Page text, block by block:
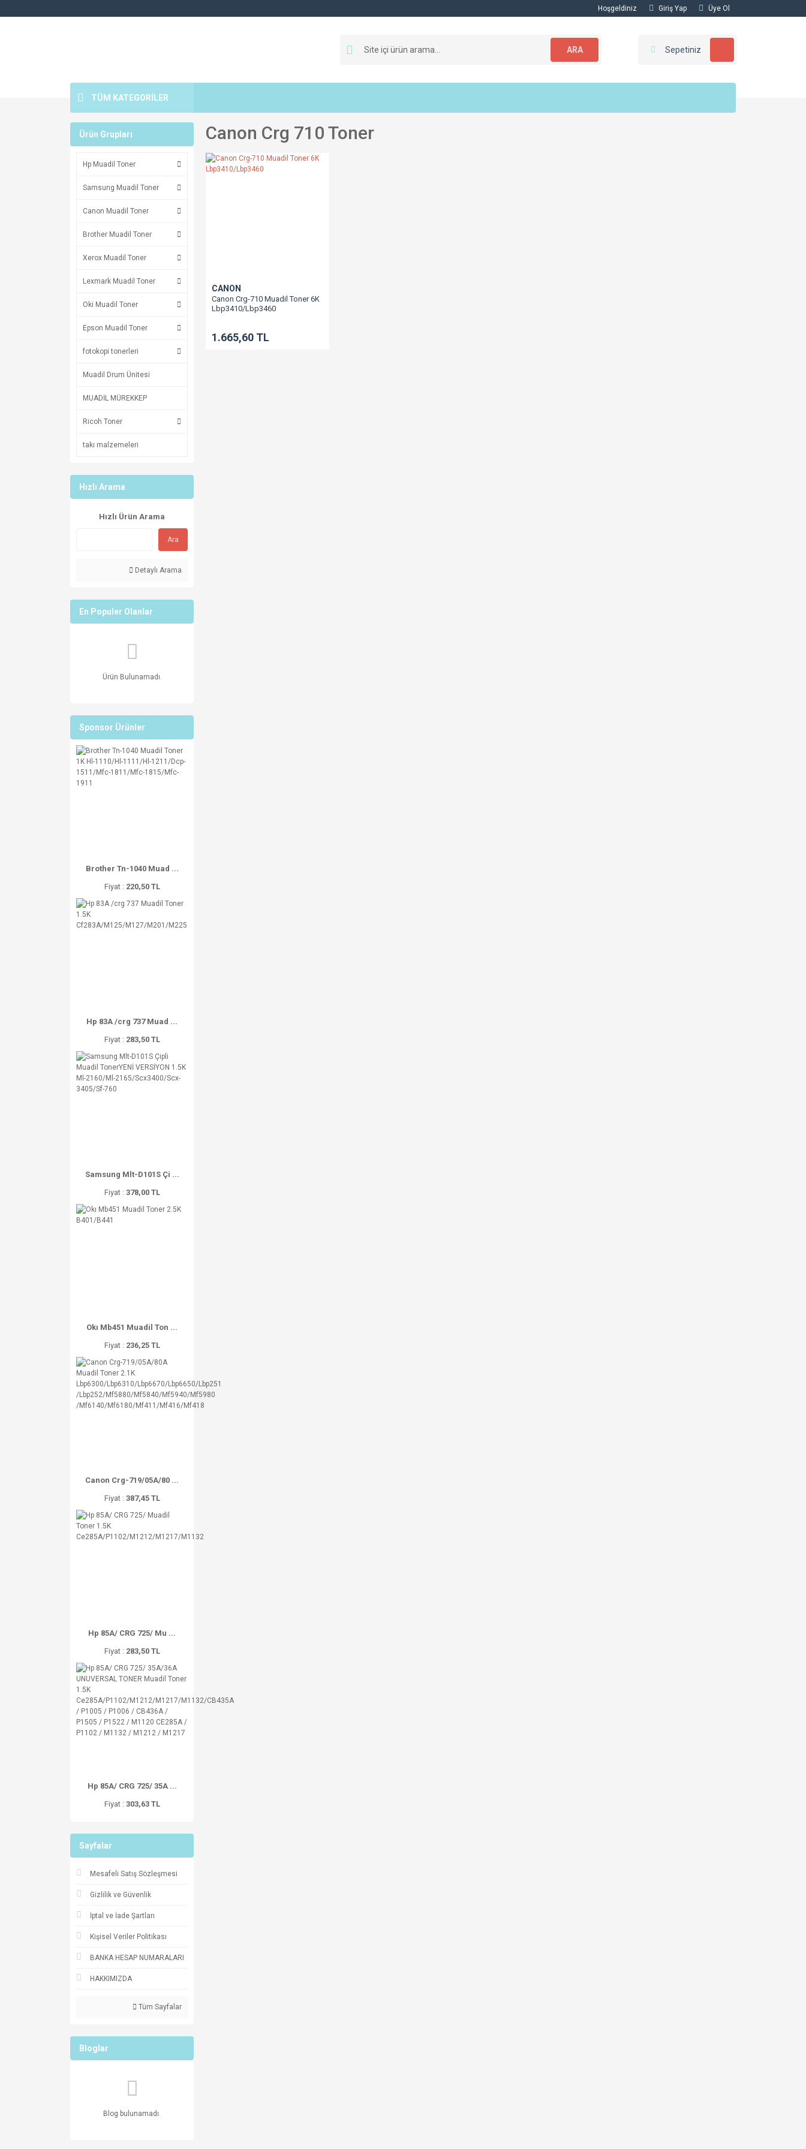
Hoşgeldiniz Giriş Yap Üye Ol
ARA Sepetiniz
TÜM KATEGORİLER
Ürün Grupları
Hp Muadil Toner
Samsung Muadil Toner
Canon Muadil Toner
Brother Muadil Toner
Xerox Muadil Toner
Lexmark Muadil Toner
Oki Muadil Toner
Epson Muadil Toner
fotokopi tonerleri
Muadil Drum Ünitesi
MUADİL MÜREKKEP
Ricoh Toner
takı malzemeleri
Hızlı Arama
Hızlı Ürün Arama
Ara
Detaylı Arama
En Populer Olanlar
Ürün Bulunamadı.
Sponsor Ürünler
Brother Tn-1040 Muad ...
Fiyat : 220,50 TL
Hp 83A /crg 737 Muad ...
Fiyat : 283,50 TL
Samsung Mlt-D101S Çi ...
Fiyat : 378,00 TL
Okı Mb451 Muadil Ton ...
Fiyat : 236,25 TL
Canon Crg-719/05A/80 ...
Fiyat : 387,45 TL
Hp 85A/ CRG 725/ Mu ...
Fiyat : 283,50 TL
Hp 85A/ CRG 725/ 35A ...
Fiyat : 303,63 TL
Sayfalar
Mesafeli Satış Sözleşmesi
Gizlilik ve Güvenlik
İptal ve İade Şartları
Kişisel Veriler Politikası
BANKA HESAP NUMARALARI
HAKKIMIZDA
Tüm Sayfalar
Bloglar
Blog bulunamadı.
Canon Crg 710 Toner
CANON
Canon Crg-710 Muadil Toner 6K
Lbp3410/Lbp3460
1.665,60 TL